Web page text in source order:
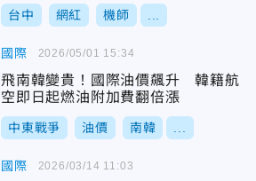
台中 網紅 機師
國際
飛南韓變貴！國際油價飆升 韓籍航
空即日起燃油附加費翻倍漲
中東戰爭 油價 南韓
2026/05/01 15:34
國際 2026/03/14 11:03